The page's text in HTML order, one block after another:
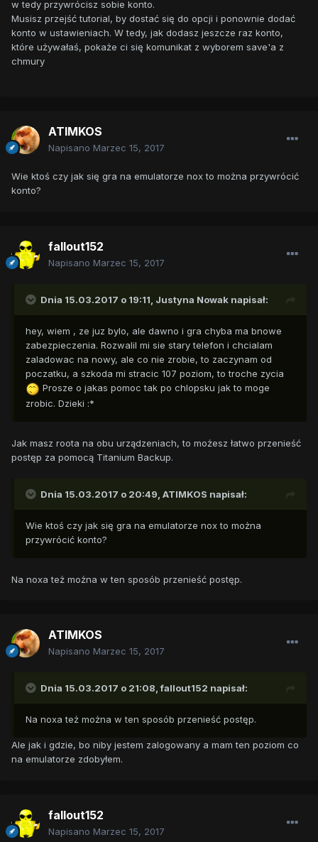
w tedy przywrócisz sobie konto.
Musisz przejść tutorial, by dostać się do opcji i ponownie dodać
konto w ustawieniach. W tedy, jak dodasz jeszcze raz konto,
które używałaś, pokaże ci się komunikat z wyborem save'a z
chmury
ATIMKOS
Napisano Marzec 15, 2017
Wie ktoś czy jak się gra na emulatorze nox to można przywrócić
konto?
fallout152
Napisano Marzec 15, 2017
Dnia 15.03.2017 o 19:11, Justyna Nowak napisał:
hey, wiem , ze juz bylo, ale dawno i gra chyba ma bnowe
zabezpieczenia. Rozwalil mi sie stary telefon i chcialam
zaladowac na nowy, ale co nie zrobie, to zaczynam od
poczatku, a szkoda mi stracic 107 poziom, to troche zycia
Prosze o jakas pomoc tak po chlopsku jak to moge
zrobic. Dzieki :*
Jak masz roota na obu urządzeniach, to możesz łatwo przenieść
postęp za pomocą Titanium Backup.
Dnia 15.03.2017 o 20:49, ATIMKOS napisał:
Wie ktoś czy jak się gra na emulatorze nox to można
przywrócić konto?
Na noxa też można w ten sposób przenieść postęp.
ATIMKOS
Napisano Marzec 15, 2017
Dnia 15.03.2017 o 21:08,fallout152 napisał:
Na noxa też można w ten sposób przenieść postęp.
Ale jak i gdzie, bo niby jestem zalogowany a mam ten poziom co
na emulatorze zdobyłem.
fallout152
Napisano Marzec 15, 2017